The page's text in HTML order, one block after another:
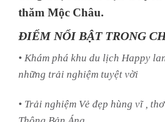
thăm Mộc Châu.
ĐIỂM NỔI BẬT TRONG
• Khám phá khu du lịch Happy
những trải nghiệm tuyệt vời
• Trải nghiệm Vẻ đẹp hùng vĩ ,